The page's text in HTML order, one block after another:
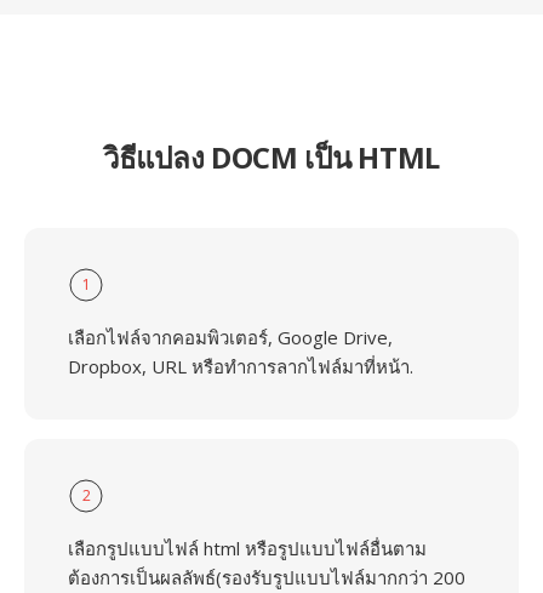
วิธีแปลง DOCM เป็น HTML
1
เลือกไฟล์จากคอมพิวเตอร์, Google Drive,
Dropbox, URL หรือทำการลากไฟล์มาที่หน้า.
2
เลือกรูปแบบไฟล์ html หรือรูปแบบไฟล์อื่นตาม
ต้องการเป็นผลลัพธ์(รองรับรูปแบบไฟล์มากกว่า 200